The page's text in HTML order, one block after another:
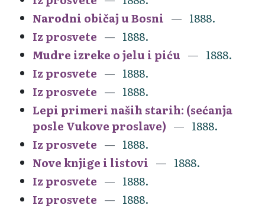
Narodni običaj u Bosni
1888.
Iz prosvete
1888.
Mudre izreke o jelu i piću
1888.
Iz prosvete
1888.
Iz prosvete
1888.
Lepi primeri naših starih: (sećanja
posle Vukove proslave)
1888.
Iz prosvete
1888.
Nove knjige i listovi
1888.
Iz prosvete
1888.
Iz prosvete
1888.